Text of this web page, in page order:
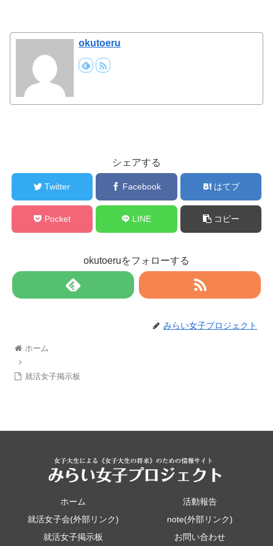
okutoeru
シェアする
Twitter Facebook はてブ
Pocket LINE コピー
okutoeruをフォローする
みらい女子プロジェクト
ホーム
就活女子掲示板
ホーム
活動報告
就活女子会(外部リンク)
note(外部リンク)
就活女子掲示板
お問い合わせ